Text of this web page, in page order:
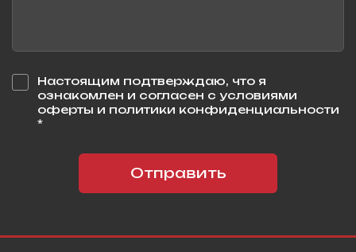
Настоящим подтверждаю, что я
ознакомлен и согласен с условиями
оферты и политики конфиденциальности
*
Отправить